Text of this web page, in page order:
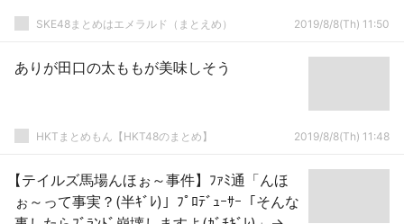
SKE48まとめはエメラルド（まとえめ） 2019/8/8(Th) 11:50
ありが田口の太ももが美味しそう
HKTまとめもん【HKT48のまとめ】 2019/8/8(Th) 11:48
【テイルズ馬場んほぉ～事件】ﾌｧﾐ通「んほ
ぉ～って事実？(半ｷﾞﾚ)」ﾌﾟﾛﾃﾞｭｰｻｰ「そんな